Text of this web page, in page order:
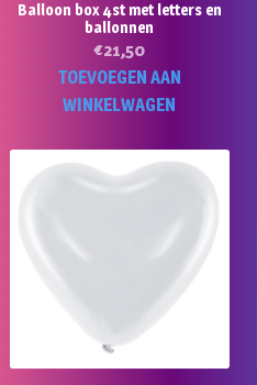
Balloon box 4st met letters en
ballonnen
€21,50
TOEVOEGEN AAN
WINKELWAGEN